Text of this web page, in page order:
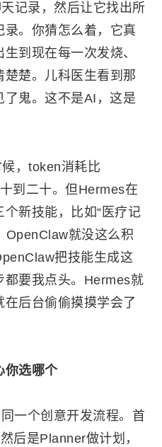
记录，然后让它找出所
。你猜怎么着，它真
到现在每一次发烧、
楚。儿科医生看到那
了鬼。这不是AI，这是
，token消耗比
到二十。但Hermes在
新技能，比如“医疗记
OpenClaw就没这么积
把技能生成这
都要我点头。Hermes就
后台偷偷摸摸学会了
你选哪个
一个创意开发流程。首
后是Planner做计划，